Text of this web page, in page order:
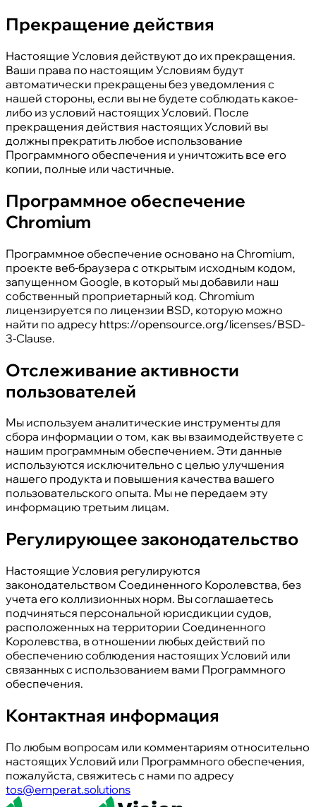
Прекращение действия
Настоящие Условия действуют до их прекращения.
Ваши права по настоящим Условиям будут
автоматически прекращены без уведомления с
нашей стороны, если вы не будете соблюдать какое-
либо из условий настоящих Условий. После
прекращения действия настоящих Условий вы
должны прекратить любое использование
Программного обеспечения и уничтожить все его
копии, полные или частичные.
Программное обеспечение
Chromium
Программное обеспечение основано на Chromium,
проекте веб-браузера с открытым исходным кодом,
запущенном Google, в который мы добавили наш
собственный проприетарный код. Chromium
лицензируется по лицензии BSD, которую можно
найти по адресу https://opensource.org/licenses/BSD-
3-Clause.
Отслеживание активности
пользователей
Мы используем аналитические инструменты для
сбора информации о том, как вы взаимодействуете с
нашим программным обеспечением. Эти данные
используются исключительно с целью улучшения
нашего продукта и повышения качества вашего
пользовательского опыта. Мы не передаем эту
информацию третьим лицам.
Регулирующее законодательство
Настоящие Условия регулируются
законодательством Соединенного Королевства, без
учета его коллизионных норм. Вы соглашаетесь
подчиняться персональной юрисдикции судов,
расположенных на территории Соединенного
Королевства, в отношении любых действий по
обеспечению соблюдения настоящих Условий или
связанных с использованием вами Программного
обеспечения.
Контактная информация
По любым вопросам или комментариям относительно
настоящих Условий или Программного обеспечения,
пожалуйста, свяжитесь с нами по адресу
tos@emperat.solutions